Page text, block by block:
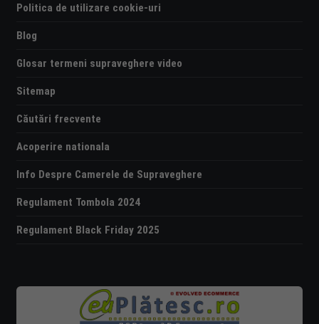
Politica de utilizare cookie-uri
Blog
Glosar termeni supraveghere video
Sitemap
Căutări frecvente
Acoperire nationala
Info Despre Camerele de Supraveghere
Regulament Tombola 2024
Regulament Black Friday 2025